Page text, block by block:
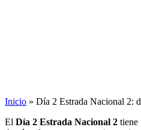
Inicio » Día 2 Estrada Nacional 2:
El Día 2 Estrada Nacional 2 tiene